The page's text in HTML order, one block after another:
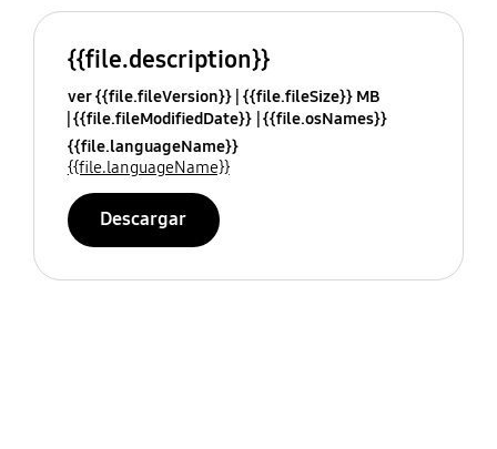
{{file.description}}
ver {{file.fileVersion}} {{file.fileSize}} MB
{{file.fileModifiedDate}} {{file.osNames}}
{{file.languageName}}
{{file.languageName}}
Descargar